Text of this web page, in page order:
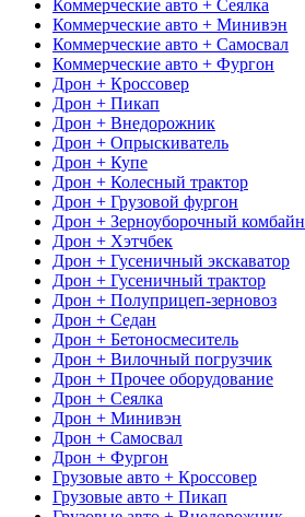
Коммерческие авто + Сеялка
Коммерческие авто + Минивэн
Коммерческие авто + Самосвал
Коммерческие авто + Фургон
Дрон + Кроссовер
Дрон + Пикап
Дрон + Внедорожник
Дрон + Опрыскиватель
Дрон + Купе
Дрон + Колесный трактор
Дрон + Грузовой фургон
Дрон + Зерноуборочный комбайн
Дрон + Хэтчбек
Дрон + Гусеничный экскаватор
Дрон + Гусеничный трактор
Дрон + Полуприцеп-зерновоз
Дрон + Седан
Дрон + Бетоносмеситель
Дрон + Вилочный погрузчик
Дрон + Прочее оборудование
Дрон + Сеялка
Дрон + Минивэн
Дрон + Самосвал
Дрон + Фургон
Грузовые авто + Кроссовер
Грузовые авто + Пикап